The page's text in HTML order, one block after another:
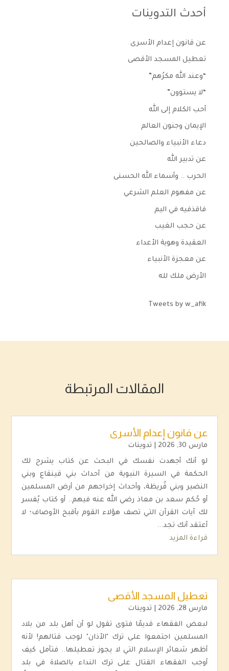
أحدث التدوينات
عن قانون إعدام الأسرى
تعطيل المسجد الأقصى
“وعند الله مكرُهم”
“لا يستوون”
أحب الكلام إلى الله
الإيمان وجنون العالم
دعاء الأنبياء والصالحين
عن تدبير الله
الحرب .. وأسماء الله الحسنى
عن مفهوم العلم الشرعي
فاقذفيه في اليم
عن حجب الغيب
العقيدة وهوية الأعداء
عن معجزة الأنبياء
الأرض ملك لله
Tweets by w_afik
المقالات المرتبطة
عن قانون إعدام الأسرى
مارس 30, 2026 تدوينات
لو أنك أجهدت نفسك في البحث عن كتاب يشرح لك
الحكمة في السيرة النبوية من أحداث بني قينقاع وبني
النضير وبني قُريظة، وأحداث إخراجهم من أرض المسلمين
أو حُكم سعد بن معاذ رضي الله عنه فيهم.. أو كتاب يُفسر
لك آيات القرآن التي تصف هؤلاء القوم بأقبح الأوصاف؛ لا
أعتقد أنك تجد...
قراءة المزيد
تعطيل المسجد الأقصى
مارس 28, 2026 تدوينات
لبعض الفقهاء قديمًا فتوى تقول لو أن أهل بلد من بلاد
المسلمين اجتمعوا على ترك "الأذان" لوجب قتالهم! لأنه
أظهر شعائر الإسلام التي لا يجوز تعطيلها.. فتأمل كيف
أوجب الفقهاء القتال على ترك النداء بالصلاة في بلد